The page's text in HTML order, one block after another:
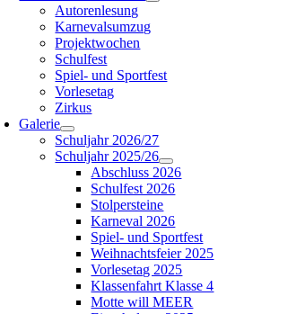
Autorenlesung
Karnevalsumzug
Projektwochen
Schulfest
Spiel- und Sportfest
Vorlesetag
Zirkus
Galerie
Schuljahr 2026/27
Schuljahr 2025/26
Abschluss 2026
Schulfest 2026
Stolpersteine
Karneval 2026
Spiel- und Sportfest
Weihnachtsfeier 2025
Vorlesetag 2025
Klassenfahrt Klasse 4
Motte will MEER